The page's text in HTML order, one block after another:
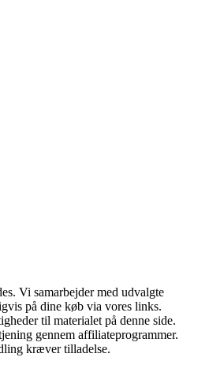
Vi samarbejder med udvalgte
på dine køb via vores links.
til materialet på denne side.
gennem affiliateprogrammer.
kræver tilladelse.